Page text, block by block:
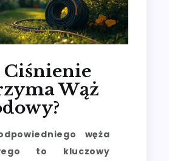
Ciśnienie
Wąż
węża
to kluczowy